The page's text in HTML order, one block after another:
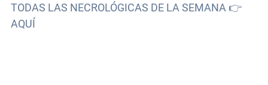
TODAS LAS NECROLÓGICAS DE LA SEMANA 👉
AQUÍ